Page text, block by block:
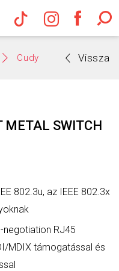
Hama
Cudy Vissza
METAL SWITCH
802.3u, az IEEE 802.3x
RJ45
MDIX támogatással és